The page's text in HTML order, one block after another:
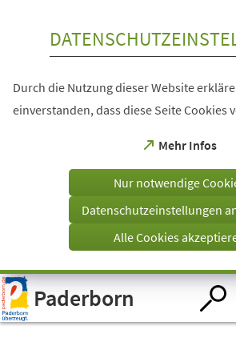
Visuelle
Assistenzsoftware
öffnen.
Durch die Nutzung dieser Website
einverstanden, dass diese Seite Cookies
Mehr Infos
(Öffnet
einem
Tab)
Nur notwendige
Datenschutzeinstellungen
Alle Cookies
Paderborn